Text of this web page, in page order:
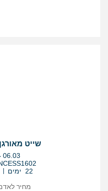
שייט
התאריכים,
06.03
22 ימים
מחיר